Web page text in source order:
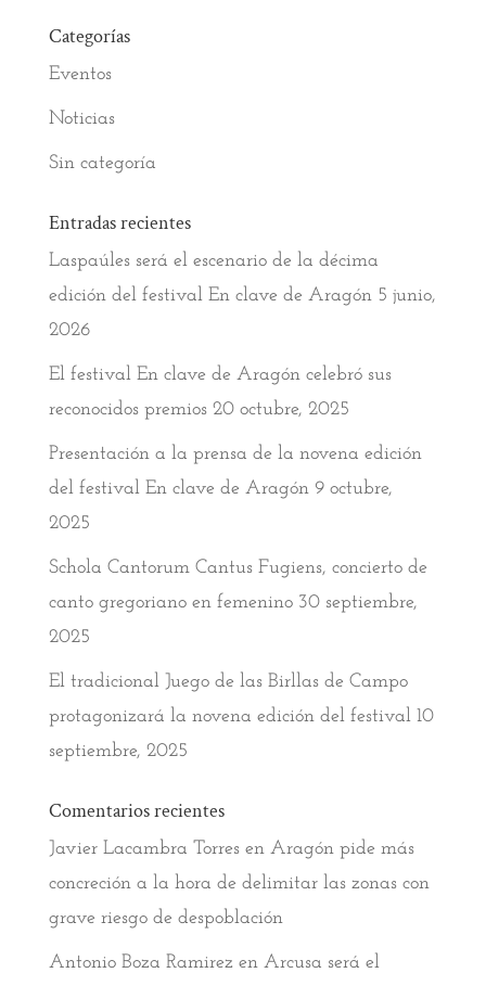
Categorías
Eventos
Noticias
Sin categoría
Entradas recientes
Laspaúles será el escenario de la décima
edición del festival En clave de Aragón 5 junio,
2026
El festival En clave de Aragón celebró sus
reconocidos premios 20 octubre, 2025
Presentación a la prensa de la novena edición
del festival En clave de Aragón 9 octubre,
2025
Schola Cantorum Cantus Fugiens, concierto de
canto gregoriano en femenino 30 septiembre,
2025
El tradicional Juego de las Birllas de Campo
protagonizará la novena edición del festival 10
septiembre, 2025
Comentarios recientes
Javier Lacambra Torresen Aragón pide más
concreción a la hora de delimitar las zonas con
grave riesgo de despoblación
Antonio Boza Ramirez en Arcusa será el